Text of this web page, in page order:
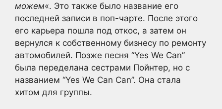
можем«. Это также было название его
последней записи в поп-чарте. После этого
его карьера пошла под откос, а затем он
вернулся к собственному бизнесу по ремонту
автомобилей. Позже песня “Yes We Can”
была переделана сестрами Пойнтер, но с
названием “Yes We Can Can”. Она стала
хитом для группы.